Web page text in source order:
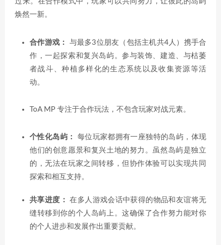
焕然一新。
合作游戏：
与最多3位朋友（包括主机共4人）携手合
作，一起探索和复兴岛屿。参与装饰、建造、与枯萎
者战斗、种植多样化的生态系统以及收集资源等活
动。
ToA MP 专注于合作玩法，不包含玩家对战元素。
个性化岛屿：
每位玩家都拥有一座独特的岛屿，体现
他们的创意愿景和复兴土地的努力。虽然岛屿是独立
的，无法在玩家之间转移，但协作体验可以实现共同
探索和相互支持。
共享进度：
在多人游戏会话中获得的物品和友谊将无
缝转移到你的个人岛屿上。这确保了合作努力能对你
的个人进步和发展作出重要贡献。